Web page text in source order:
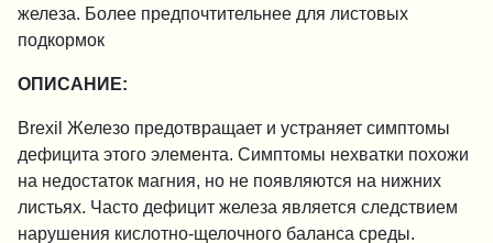
железа. Более предпочтительнее для листовых
подкормок
ОПИСАНИЕ:
Brexil Железо предотвращает и устраняет симптомы
дефицита этого элемента. Симптомы нехватки похожи
на недостаток магния, но не появляются на нижних
листьях. Часто дефицит железа является следствием
нарушения кислотно-щелочного баланса среды.